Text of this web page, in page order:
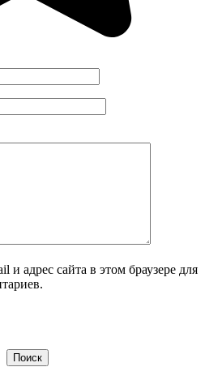
и адрес сайта в этом браузере для
Поиск